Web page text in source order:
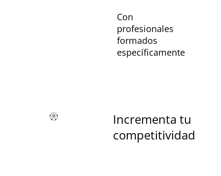
Con
profesionales
formados
específicamente
Incrementa tu
competitividad